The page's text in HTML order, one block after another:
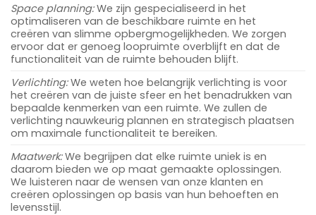
Space planning:We zijn gespecialiseerd in het
optimaliseren van de beschikbare ruimte en het
creëren van slimme opbergmogelijkheden. We zorgen
ervoor dat er genoeg loopruimte overblijft en dat de
functionaliteit van de ruimte behouden blijft.
Verlichting:We weten hoe belangrijk verlichting is voor
het creëren van de juiste sfeer en het benadrukken van
bepaalde kenmerken van een ruimte. We zullen de
verlichting nauwkeurig plannen en strategisch plaatsen
om maximale functionaliteit te bereiken.
Maatwerk:We begrijpen dat elke ruimte uniek is en
daarom bieden we op maat gemaakte oplossingen.
We luisteren naar de wensen van onze klanten en
creëren oplossingen op basis van hun behoeften en
levensstijl.